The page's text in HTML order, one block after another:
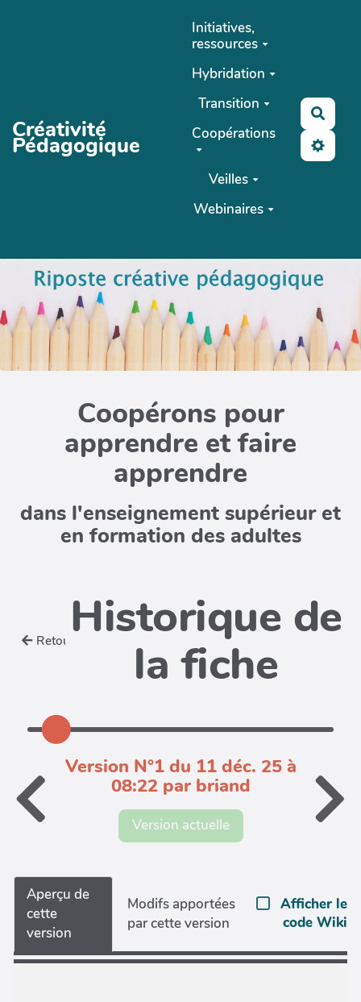
Créativité
Pédagogique
Initiatives,
ressources
Hybridation
Transition
Coopérations
Veilles
Webinaires
Coopérons pour
apprendre et faire
apprendre
dans l'enseignement supérieur et
en formation des adultes
Retour Historique de
la fiche
Version N°1 du 11 déc. 25 à
08:22 par briand
Version actuelle
Aperçu de
cette
version
Modifs apportées
par cette version
Afficher le
code Wiki